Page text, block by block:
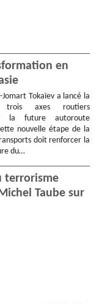
en
Jomart Tokaïev a lancé la
trois axes routiers
la future autoroute
nouvelle étape de la
doit renforcer la
du…
terrorisme
Taube sur